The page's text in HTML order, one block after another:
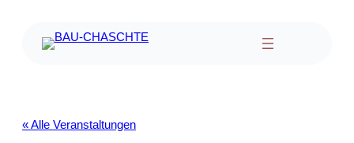
« Alle Veranstaltungen